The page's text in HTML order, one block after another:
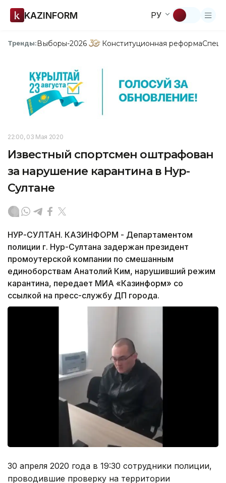
KAZINFORM РУ
Тренды:Выборы-2026 Конституционная реформа
22:00, 03 Мая 2020
Известный спортсмен оштрафован
за нарушение карантина в Нур-
Султане
НУР-СУЛТАН. КАЗИНФОРМ - Департаментом
полиции г. Нур-Султана задержан президент
промоутерской компании по смешанным
единоборствам Анатолий Ким, нарушивший режим
карантина, передает МИА «Казинформ» со
ссылкой на пресс-службу ДП города.
30 апреля 2020 года в 19:30 сотрудники полиции,
проводившие проверку на территории